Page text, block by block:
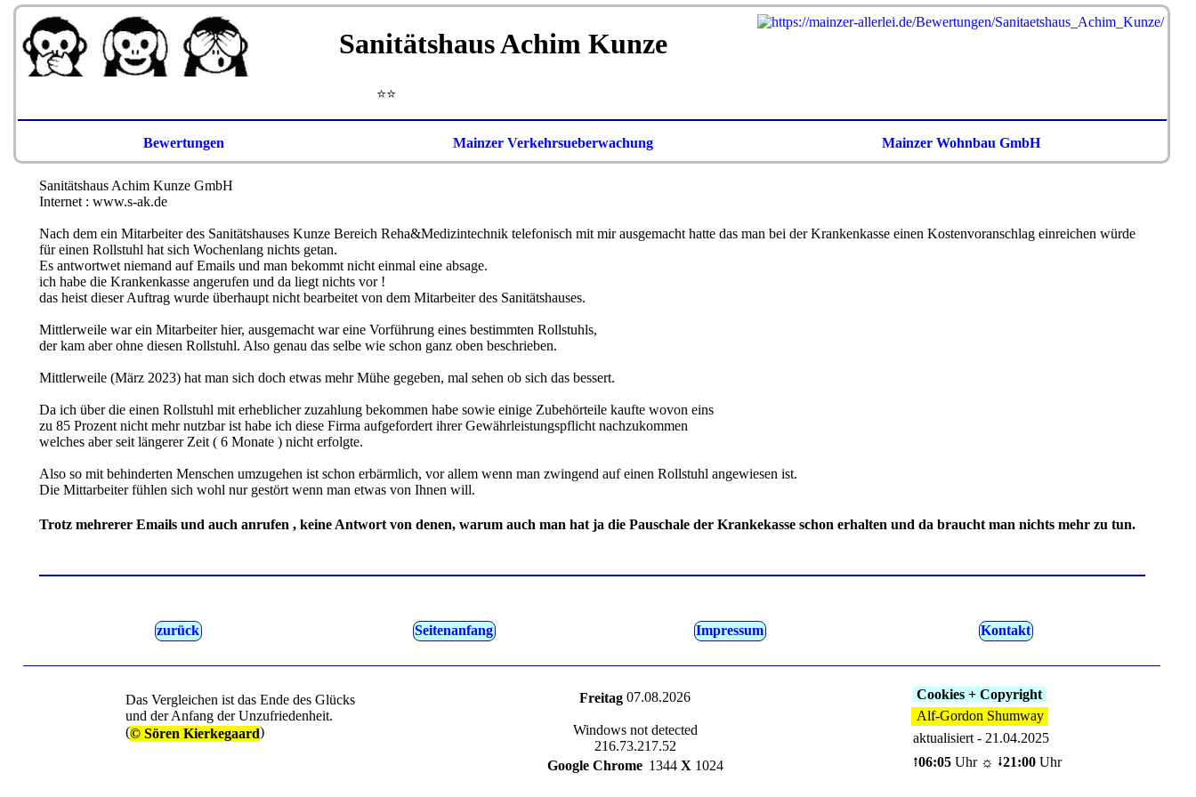
Sanitätshaus Achim Kunze
⭐⭐
Bewertungen Mainzer Verkehrsueberwachung Mainzer Wohnbau GmbH
Sanitätshaus Achim Kunze GmbH
Internet : www.s-ak.de
Nach dem ein Mitarbeiter des Sanitätshauses Kunze Bereich Reha&Medizintechnik telefonisch mit mir ausgemacht hatte das man bei der Krankenkasse einen Kostenvoranschlag einreichen würde
für einen Rollstuhl hat sich Wochenlang nichts getan.
Es antwortwet niemand auf Emails und man bekommt nicht einmal eine absage.
ich habe die Krankenkasse angerufen und da liegt nichts vor !
das heist dieser Auftrag wurde überhaupt nicht bearbeitet von dem Mitarbeiter des Sanitätshauses.
Mittlerweile war ein Mitarbeiter hier, ausgemacht war eine Vorführung eines bestimmten Rollstuhls,
der kam aber ohne diesen Rollstuhl. Also genau das selbe wie schon ganz oben beschrieben.
Mittlerweile (März 2023) hat man sich doch etwas mehr Mühe gegeben, mal sehen ob sich das bessert.
Da ich über die einen Rollstuhl mit erheblicher zuzahlung bekommen habe sowie einige Zubehörteile kaufte wovon eins
zu 85 Prozent nicht mehr nutzbar ist habe ich diese Firma aufgefordert ihrer Gewährleistungspflicht nachzukommen
welches aber seit längerer Zeit ( 6 Monate ) nicht erfolgte.
Also so mit behinderten Menschen umzugehen ist schon erbärmlich, vor allem wenn man zwingend auf einen Rollstuhl angewiesen ist.
Die Mittarbeiter fühlen sich wohl nur gestört wenn man etwas von Ihnen will.
Trotz mehrerer Emails und auch anrufen , keine Antwort von denen, warum auch man hat ja die Pauschale der Krankekasse schon erhalten und da braucht man nichts mehr zu tun.
zurück Seitenanfang Impressum Kontakt
Das Vergleichen ist das Ende des Glücks
und der Anfang der Unzufriedenheit.
(© Sören Kierkegaard)
Freitag 07.08.2026
Windows not detected
216.73.217.52
Google Chrome 1344X 1024
Cookies + Copyright
Alf-Gordon Shumway
aktualisiert - 21.04.2025
⭫06:05Uhr ☼ ⭭21:00Uhr